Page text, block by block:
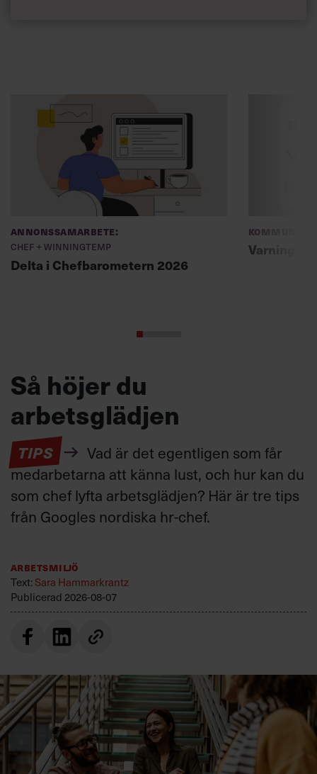
Annonssamarbete:
Chef + Winningtemp
Delta i Chefbarometern 2026
Varning
Så höjer du
arbetsglädjen
TIPS
Vad är det egentligen som får
medarbetarna att känna lust, och hur kan du
som chef lyfta arbetsglädjen? Här är tre tips
från Googles nordiska hr-chef.
Arbetsmiljö
Text:Sara Hammarkrantz
Publicerad 2026-08-07